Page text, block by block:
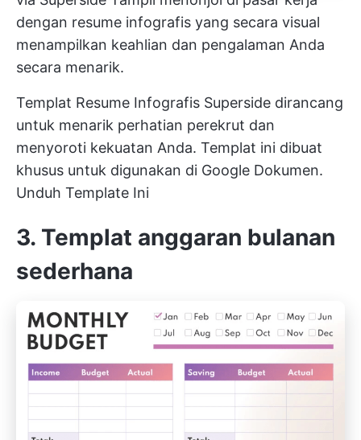
dengan resume infografis yang secara visual
menampilkan keahlian dan pengalaman Anda
secara menarik.
Templat Resume Infografis Superside dirancang
untuk menarik perhatian perekrut dan
menyoroti kekuatan Anda. Templat ini dibuat
khusus untuk digunakan di Google Dokumen.
Unduh Template Ini
3. Templat anggaran bulanan
sederhana